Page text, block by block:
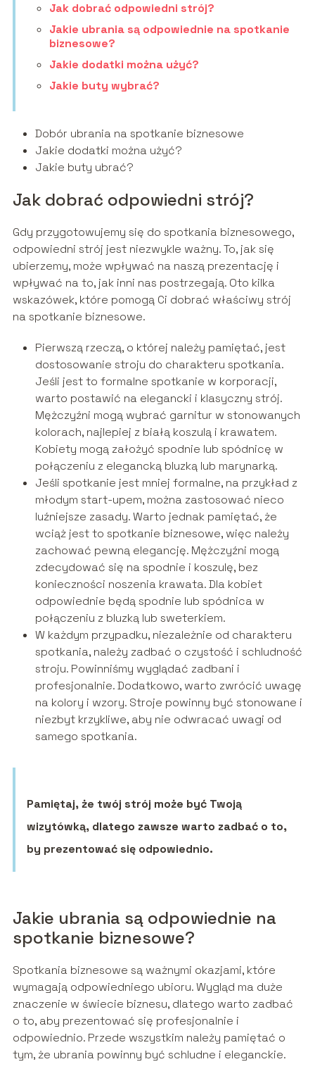
Jak dobrać odpowiedni strój?
Jakie ubrania są odpowiednie na spotkanie
biznesowe?
Jakie dodatki można użyć?
Jakie buty wybrać?
Dobór ubrania na spotkanie biznesowe
Jakie dodatki można użyć?
Jakie buty ubrać?
Jak dobrać odpowiedni strój?
Gdy przygotowujemy się do spotkania biznesowego,
odpowiedni strój jest niezwykle ważny. To, jak się
ubierzemy, może wpływać na naszą prezentację i
wpływać na to, jak inni nas postrzegają. Oto kilka
wskazówek, które pomogą Ci dobrać właściwy strój
na spotkanie biznesowe.
Pierwszą rzeczą, o której należy pamiętać, jest
dostosowanie stroju do charakteru spotkania.
Jeśli jest to formalne spotkanie w korporacji,
warto postawić na elegancki i klasyczny strój.
Mężczyźni mogą wybrać garnitur w stonowanych
kolorach, najlepiej z białą koszulą i krawatem.
Kobiety mogą założyć spodnie lub spódnicę w
połączeniu z elegancką bluzką lub marynarką.
Jeśli spotkanie jest mniej formalne, na przykład z
młodym start-upem, można zastosować nieco
luźniejsze zasady. Warto jednak pamiętać, że
wciąż jest to spotkanie biznesowe, więc należy
zachować pewną elegancję. Mężczyźni mogą
zdecydować się na spodnie i koszulę, bez
konieczności noszenia krawata. Dla kobiet
odpowiednie będą spodnie lub spódnica w
połączeniu z bluzką lub sweterkiem.
W każdym przypadku, niezależnie od charakteru
spotkania, należy zadbać o czystość i schludność
stroju. Powinniśmy wyglądać zadbani i
profesjonalnie. Dodatkowo, warto zwrócić uwagę
na kolory i wzory. Stroje powinny być stonowane i
niezbyt krzykliwe, aby nie odwracać uwagi od
samego spotkania.
Pamiętaj, że twój strój może być Twoją
wizytówką, dlatego zawsze warto zadbać o to,
by prezentować się odpowiednio.
Jakie ubrania są odpowiednie na
spotkanie biznesowe?
Spotkania biznesowe są ważnymi okazjami, które
wymagają odpowiedniego ubioru. Wygląd ma duże
znaczenie w świecie biznesu, dlatego warto zadbać
o to, aby prezentować się profesjonalnie i
odpowiednio. Przede wszystkim należy pamiętać o
tym, że ubrania powinny być schludne i eleganckie.